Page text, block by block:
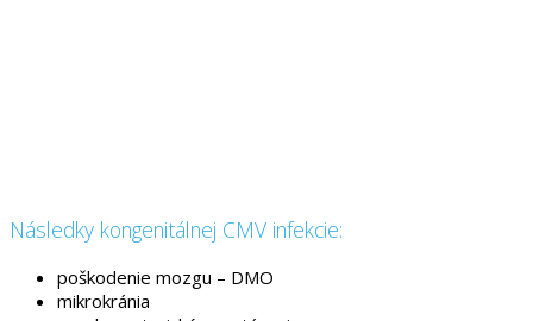
Následky kongenitálnej CMV infekcie:
poškodenie mozgu – DMO
mikrokránia